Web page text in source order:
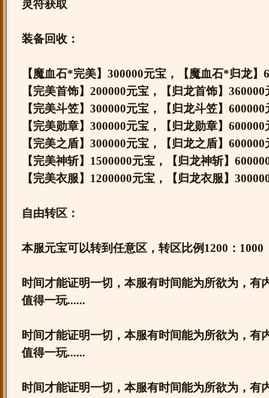
灵符获取
装备回收：
【魔血石*完美】300000元宝，【魔血石*归龙】
【完美首饰】200000元宝，【归龙首饰】360000
【完美斗笠】300000元宝，【归龙斗笠】600000
【完美勋章】300000元宝，【归龙勋章】600000
【完美之盾】300000元宝，【归龙之盾】600000
【完美神斩】1500000元宝，【归龙神斩】
【完美衣服】1200000元宝，【归龙衣服】
自由转区：
本服元宝可以转到任意区，转区比例1200：1000
时间才能证明一切，本服有时间能为所欲为，有
值得一玩......
时间才能证明一切，本服有时间能为所欲为，有
值得一玩......
时间才能证明一切，本服有时间能为所欲为，有